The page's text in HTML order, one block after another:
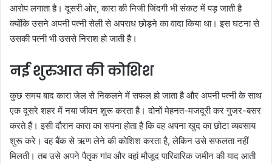
आरोप लगाता है। दूसरी ओर, कारा की निजी जिंदगी भी संकट में पड़ जाती है
क्योंकि उसने अपनी पत्नी सेली से अपराध छोड़ने का वादा किया था। इस घटना से
उसकी पत्नी भी उससे निराश हो जाती है।
नई शुरुआत की कोशिश
कुछ समय बाद कारा जेल से निकलने में सफल हो जाता है और अपनी पत्नी के साथ
एक दूसरे शहर में नया जीवन शुरू करता है। दोनों मेहनत-मजदूरी कर गुजर-बसर
करते हैं। इसी दौरान कारा का सपना होता है कि वह अपना खुद का छोटा व्यवसाय
शुरू करे। वह बैंक से ऋण लेने की कोशिश करता है, लेकिन उसे सफलता नहीं
मिलती। तब उसे अपने पैतृक गांव और वहां मौजूद पारिवारिक जमीन की याद आती